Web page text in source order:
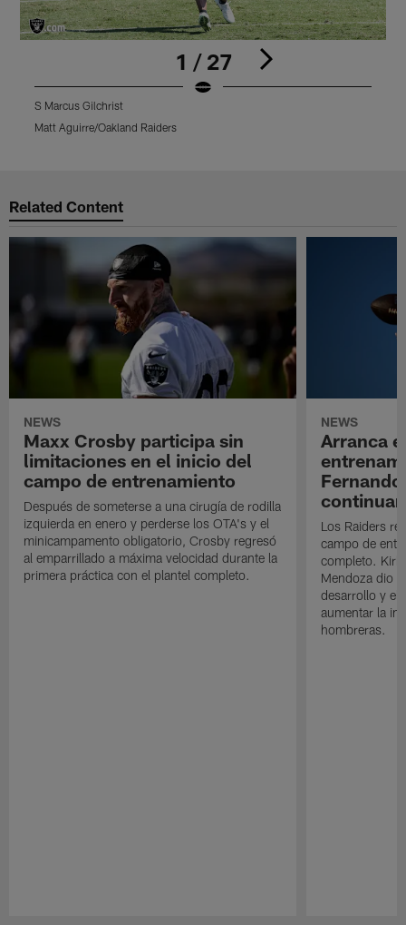
1 / 27
S Marcus Gilchrist
Matt Aguirre/Oakland Raiders
Related Content
NEWS
Maxx Crosby participa sin
limitaciones en el inicio del
campo de entrenamiento
Después de someterse a una cirugía de rodilla
izquierda en enero y perderse los OTA's y el
minicampamento obligatorio, Crosby regresó
al emparrillado a máxima velocidad durante la
primera práctica con el plantel completo.
NEWS
Arranca
Los Raiders
campo de
completo. Kirk
Mendoza dio
desarrollo y el
aumentar la
hombreras.